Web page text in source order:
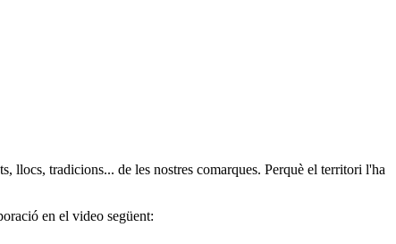
llocs, tradicions... de les nostres comarques. Perquè el territori l'ha
en el video següent: